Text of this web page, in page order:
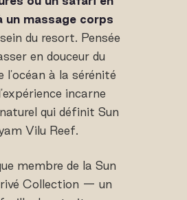
un massage corps
du resort. Pensée
en douceur du
l'océan à la sérénité
incarne
qui définit Sun
Vilu Reef.
membre de la Sun
Collection — un